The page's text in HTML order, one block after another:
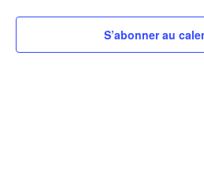
S’abonner au